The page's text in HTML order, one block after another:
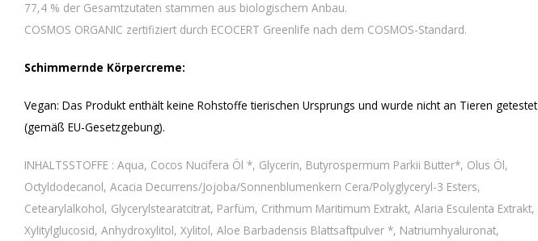
77,4 % der Gesamtzutaten stammen aus biologischem Anbau.
COSMOS ORGANIC zertifiziert durch ECOCERT Greenlife nach dem COSMOS-Standard.
Schimmernde Körpercreme:
Vegan: Das Produkt enthält keine Rohstoffe tierischen Ursprungs und wurde nicht an Tieren getestet
(gemäß EU-Gesetzgebung).
INHALTSSTOFFE : Aqua, Cocos Nucifera Öl *, Glycerin, Butyrospermum Parkii Butter*, Olus Öl,
Octyldodecanol, Acacia Decurrens/Jojoba/Sonnenblumenkern Cera/Polyglyceryl-3 Esters,
Cetearylalkohol, Glycerylstearatcitrat, Parfüm, Crithmum Maritimum Extrakt, Alaria Esculenta Extrakt,
Xylitylglucosid, Anhydroxylitol, Xylitol, Aloe Barbadensis Blattsaftpulver *, Natriumhyaluronat,